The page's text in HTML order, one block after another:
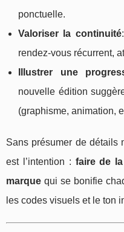
ponctuelle.
Valoriser la continuité
rendez-vous récurrent,
Illustrer une
nouvelle édition
(graphisme, animation,
Sans présumer de détails
est l’intention : faire de
marque qui se bonifie
les codes visuels et le ton